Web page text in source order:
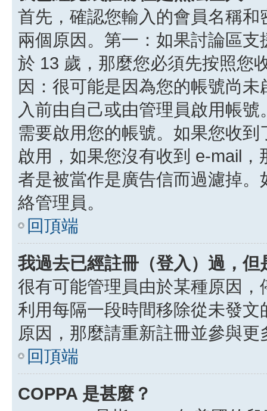
首先，確認您輸入的會員名稱
兩個原因。第一：如果討論區
於 13 歲，那麼您必須先按照您
因：很可能是因為您的帳號尚
入前由自己或由管理員啟用帳
需要啟用您的帳號。如果您收
啟用，如果您沒有收到 e-mail
者是被當作是廣告信而過濾掉
絡管理員。
回頂端
我過去已經註冊（登入）過，
很有可能管理員由於某種原因
利用每隔一段時間移除從未發
原因，那麼請重新註冊並參與更
回頂端
COPPA 是甚麼？